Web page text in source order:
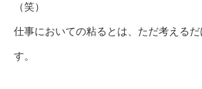
（笑）
仕事においての粘るとは、ただ考える
す。